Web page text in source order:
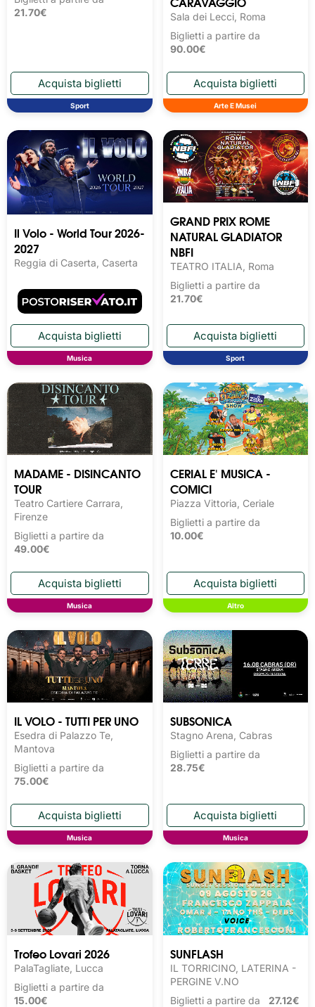
21.70€
Sport
Sala dei Lecci, Roma
Biglietti a partire da
90.00€
Arte E Musei
Il Volo - World Tour 2026-
2027
Reggia di Caserta, Caserta
Musica
GRAND PRIX ROME
NATURAL GLADIATOR
NBFI
TEATRO ITALIA, Roma
Biglietti a partire da
21.70€
Sport
MADAME - DISINCANTO
TOUR
Teatro Cartiere Carrara,
Firenze
Biglietti a partire da
49.00€
Musica
CERIAL E' MUSICA -
COMICI
Piazza Vittoria, Ceriale
Biglietti a partire da
10.00€
Altro
IL VOLO - TUTTI PER UNO
Esedra di Palazzo Te,
Mantova
Biglietti a partire da
75.00€
Musica
SUBSONICA
Stagno Arena, Cabras
Biglietti a partire da
28.75€
Musica
Trofeo Lovari 2026
PalaTagliate, Lucca
Biglietti a partire da
15.00€
SUNFLASH
IL TORRICINO, LATERINA -
PERGINE V.NO
Biglietti a partire da 27.12€